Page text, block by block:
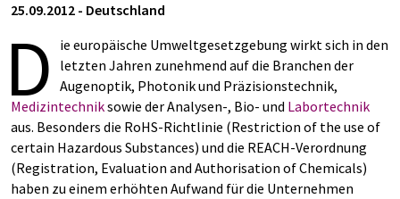
25.09.2012 - Deutschland
D
ie europäische Umweltgesetzgebung wirkt sich in den
letzten Jahren zunehmend auf die Branchen der
Augenoptik, Photonik und Präzisionstechnik,
Medizintechniksowie der Analysen-, Bio- und Labortechnik
aus. Besonders die RoHS-Richtlinie (Restriction of the use of
certain Hazardous Substances) und die REACH-Verordnung
(Registration, Evaluation and Authorisation of Chemicals)
haben zu einem erhöhten Aufwand für die Unternehmen